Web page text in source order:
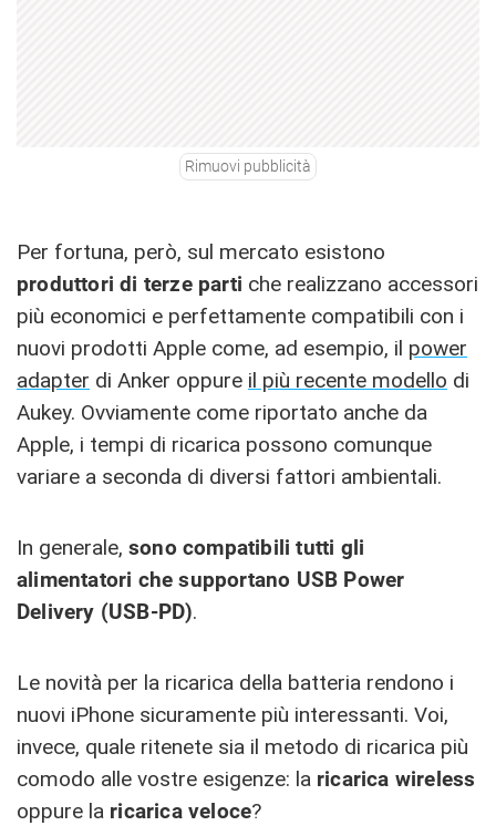
Rimuovi pubblicità
Per fortuna, però, sul mercato esistono
produttori di terze parti che realizzano accessori
più economici e perfettamente compatibili con i
nuovi prodotti Apple come, ad esempio, il power
adapter di Anker oppure il più recente modello di
Aukey. Ovviamente come riportato anche da
Apple, i tempi di ricarica possono comunque
variare a seconda di diversi fattori ambientali.
In generale, sono compatibili tutti gli
alimentatori che supportano USB Power
Delivery (USB-PD).
Le novità per la ricarica della batteria rendono i
nuovi iPhone sicuramente più interessanti. Voi,
invece, quale ritenete sia il metodo di ricarica più
comodo alle vostre esigenze: la ricarica wireless
oppure la ricarica veloce?